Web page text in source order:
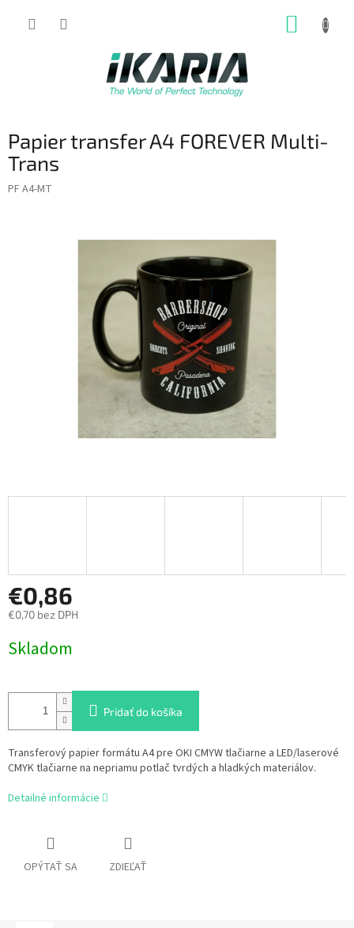
Papier transfer A4 FOREVER Multi-
Trans
PF A4-MT
€0,86
€0,70 bez DPH
cena:
Skladom
Pridať do košíka
Transferový papier formátu A4 pre OKI CMYW tlačiarne a LED/laserové
CMYK tlačiarne na nepriamu potlač tvrdých a hladkých materiálov.
Detailné informácie
OPÝTAŤ SA ZDIEĽAŤ